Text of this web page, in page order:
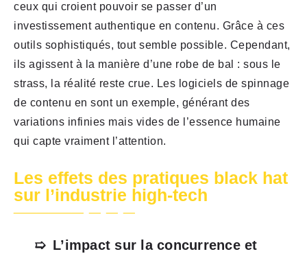
ceux qui croient pouvoir se passer d’un
investissement authentique en contenu. Grâce à ces
outils sophistiqués, tout semble possible. Cependant,
ils agissent à la manière d’une robe de bal : sous le
strass, la réalité reste crue. Les logiciels de spinnage
de contenu en sont un exemple, générant des
variations infinies mais vides de l’essence humaine
qui capte vraiment l’attention.
Les effets des pratiques black hat
sur l’industrie high-tech
L’impact sur la concurrence et